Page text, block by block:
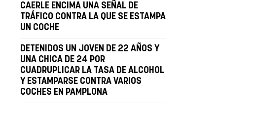
CAERLE ENCIMA UNA SEÑAL DE
TRÁFICO CONTRA LA QUE SE ESTAMPA
UN COCHE
DETENIDOS UN JOVEN DE 22 AÑOS Y
UNA CHICA DE 24 POR
CUADRUPLICAR LA TASA DE ALCOHOL
Y ESTAMPARSE CONTRA VARIOS
COCHES EN PAMPLONA